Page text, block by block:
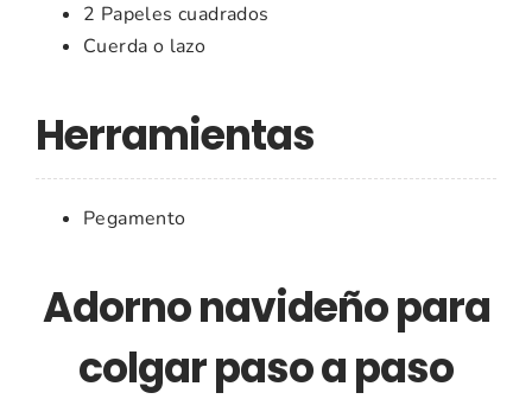
2 Papeles cuadrados
Cuerda o lazo
Herramientas
Pegamento
Adorno navideño para
colgar paso a paso